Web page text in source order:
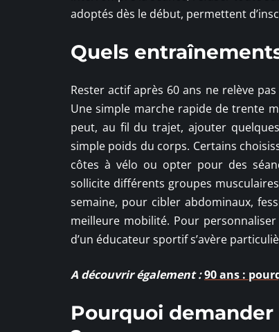
adoptés dès le début, permettent
Quels
Rester actif après 60 ans ne relève
Une simple marche rapide de trente
peut, au fil du trajet, ajouter
simple poids du corps. Certains
côtes à vélo ou opter pour des
sollicite différents groupes
semaine, pour cibler abdominaux,
meilleure mobilité. Pour
d’un éducateur sportif s’avère
A découvrir également :90 ans :
Pourquoi